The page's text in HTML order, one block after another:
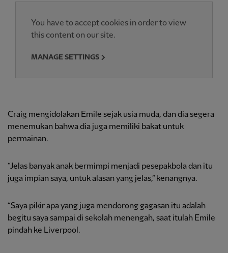
You have to accept cookies in order to view
this content on our site.
MANAGE SETTINGS
Craig mengidolakan Emile sejak usia muda, dan dia segera
menemukan bahwa dia juga memiliki bakat untuk
permainan.
“Jelas banyak anak bermimpi menjadi pesepakbola dan itu
juga impian saya, untuk alasan yang jelas,” kenangnya.
“Saya pikir apa yang juga mendorong gagasan itu adalah
begitu saya sampai di sekolah menengah, saat itulah Emile
pindah ke Liverpool.